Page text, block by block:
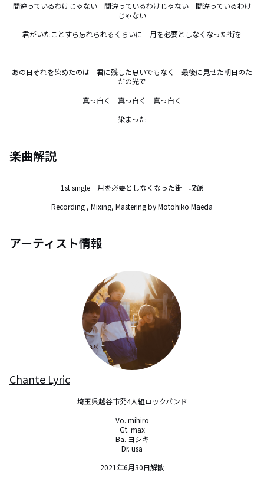
間違っているわけじゃない　間違っているわけじゃない　間違っているわけ
じゃない
君がいたことすら忘れられるくらいに　月を必要としなくなった街を
あの日それを染めたのは　君に残した思いでもなく　最後に見せた朝日のた
だの光で
真っ白く　真っ白く　真っ白く
染まった
楽曲解説
1st single「月を必要としなくなった街」収録
Recording , Mixing, Mastering by Motohiko Maeda
アーティスト情報
Chante Lyric
埼玉県越谷市発4人組ロックバンド
Vo. mihiro
Gt. max
Ba. ヨシキ
Dr. usa
2021年6月30日解散